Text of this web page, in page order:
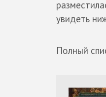
увидеть
Полный